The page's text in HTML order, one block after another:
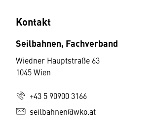
Kontakt
Seilbahnen, Fachverband
Wiedner Hauptstraße 63
1045 Wien
+43 5 90900 3166
seilbahnen@wko.at